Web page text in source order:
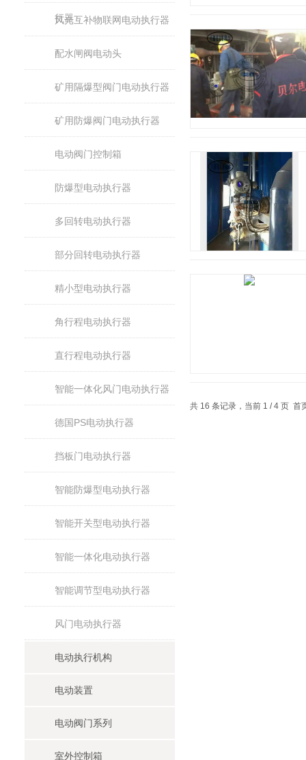
行器
风光互补物联网电动执行器
配水闸阀电动头
矿用隔爆型阀门电动执行器
矿用防爆阀门电动执行器
电动阀门控制箱
防爆型电动执行器
多回转电动执行器
部分回转电动执行器
精小型电动执行器
角行程电动执行器
直行程电动执行器
智能一体化风门电动执行器
德国PS电动执行器
挡板门电动执行器
智能防爆型电动执行器
智能开关型电动执行器
智能一体化电动执行器
智能调节型电动执行器
风门电动执行器
电动执行机构
电动装置
电动阀门系列
室外控制箱
共 16 条记录，当前 1 / 4 页